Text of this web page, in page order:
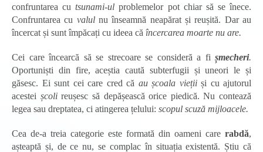
confruntarea cutsunami-ulproblemelor pot chiar să se înece.
Confruntarea cu valulnu înseamnă neapărat și reușită. Dar au
încercat și sunt împăcați cu ideea că încercarea moarte nu are.
Cei care încearcă să se strecoare se consideră a fi șmecheri.
Oportuniști din fire, aceștia caută subterfugii și uneori le și
găsesc. Ei sunt cei care cred că au școala viețiiși cu ajutorul
acestei școlireușesc să depășească orice piedică. Nu contează
legea sau dreptatea, ci atingerea țelului: scopul scuză mijloacele.
Cea de-a treia categorie este formată din oameni care rabdă,
așteaptă și, de ce nu, se complac în situația existentă. Știu că